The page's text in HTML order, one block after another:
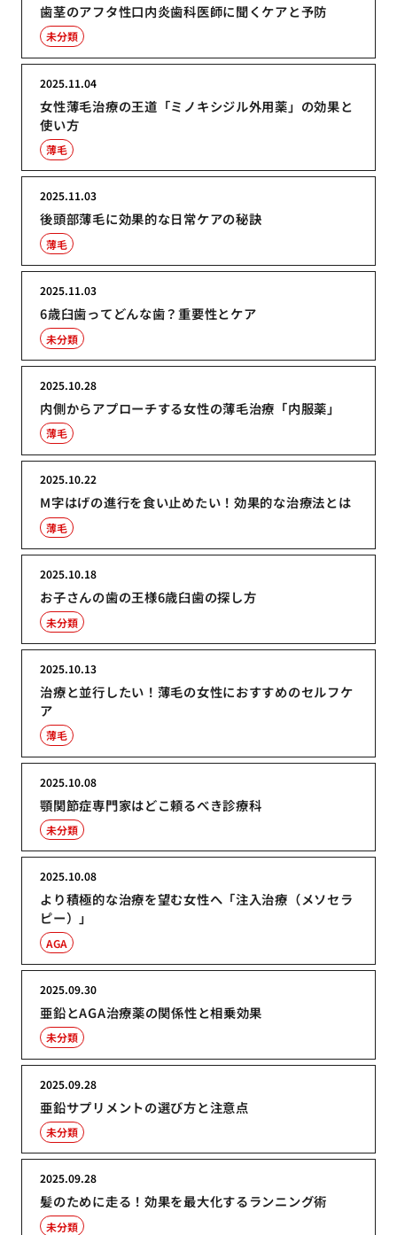
歯茎のアフタ性口内炎歯科医師に聞くケアと予防
未分類
女性薄毛治療の王道「ミノキシジル外用薬」の効果と
使い方
2025.11.04
薄毛
後頭部薄毛に効果的な日常ケアの秘訣
2025.11.03
薄毛
6歳臼歯ってどんな歯？重要性とケア
2025.11.03
未分類
内側からアプローチする女性の薄毛治療「内服薬」
2025.10.28
薄毛
M字はげの進行を食い止めたい！効果的な治療法とは
2025.10.22
薄毛
お子さんの歯の王様6歳臼歯の探し方
2025.10.18
未分類
治療と並行したい！薄毛の女性におすすめのセルフケ
ア
2025.10.13
薄毛
顎関節症専門家はどこ頼るべき診療科
2025.10.08
未分類
より積極的な治療を望む女性へ「注入治療（メソセラ
ピー）」
2025.10.08
AGA
亜鉛とAGA治療薬の関係性と相乗効果
2025.09.30
未分類
亜鉛サプリメントの選び方と注意点
2025.09.28
未分類
髪のために走る！効果を最大化するランニング術
2025.09.28
未分類